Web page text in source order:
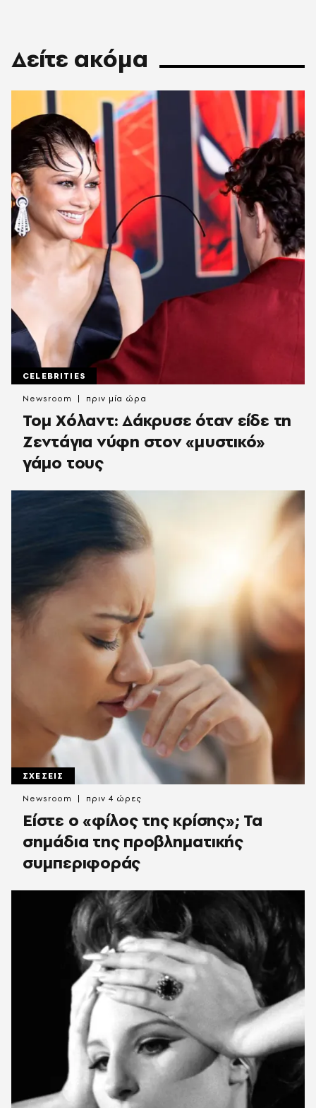
Δείτε ακόμα
CELEBRITIES
Τομ Χόλαντ: Δάκρυσε όταν είδε τη
Ζεντάγια νύφη στον «μυστικό»
γάμο τους
Newsroom πριν μία ώρα
ΣΧΕΣΕΙΣ
Είστε ο «φίλος της κρίσης»; Τα
σημάδια της προβληματικής
συμπεριφοράς
Newsroom πριν 4 ώρες